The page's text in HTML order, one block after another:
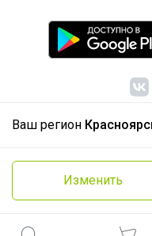
Ваш регион
Изменить
© ООО "Лявита",
Политика